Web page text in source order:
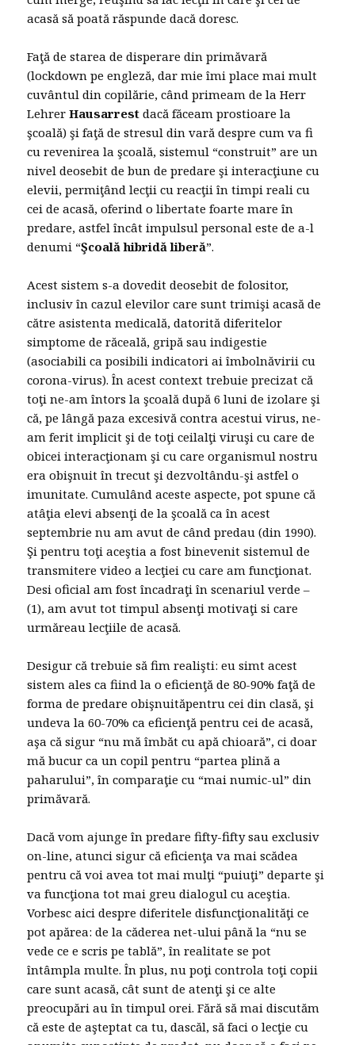
acasă să poată răspunde dacă doresc.
Faţă de starea de disperare din primăvară
(lockdown pe engleză, dar mie îmi place mai mult
cuvântul din copilărie, când primeam de la Herr
LehrerHausarrest dacă făceam prostioare la
şcoală) şi faţă de stresul din vară despre cum va fi
cu revenirea la şcoală, sistemul “construit” are un
nivel deosebit de bun de predare şi interacţiune cu
elevii, permiţând lecţii cu reacţii în timpi reali cu
cei de acasă, oferind o libertate foarte mare în
predare, astfel încât impulsul personal este de a-l
denumi “Şcoală hibridă liberă”.
Acest sistem s-a dovedit deosebit de folositor,
inclusiv în cazul elevilor care sunt trimişi acasă de
către asistenta medicală, datorită diferitelor
simptome de răceală, gripă sau indigestie
(asociabili ca posibili indicatori ai îmbolnăvirii cu
corona-virus). În acest context trebuie precizat că
toţi ne-am întors la şcoală după 6 luni de izolare şi
că, pe lângă paza excesivă contra acestui virus, ne-
am ferit implicit şi de toţi ceilalţi viruşi cu care de
obicei interacţionam şi cu care organismul nostru
era obişnuit în trecut şi dezvoltându-şi astfel o
imunitate. Cumulând aceste aspecte, pot spune că
atâţia elevi absenţi de la şcoală ca în acest
septembrie nu am avut de când predau (din 1990).
Şi pentru toţi aceştia a fost binevenit sistemul de
transmitere video a lecţiei cu care am funcţionat.
Desi oficial am fost încadraţi în scenariul verde –
(1), am avut tot timpul absenţi motivaţi si care
urmăreau lecţiile de acasă.
Desigur că trebuie să fim realişti: eu simt acest
sistem ales ca fiind la o eficienţă de 80-90% faţă de
forma de predare obişnuităpentru cei din clasă, şi
undeva la 60-70% ca eficienţă pentru cei de acasă,
aşa că sigur “nu mă îmbăt cu apă chioară”, ci doar
mă bucur ca un copil pentru “partea plină a
paharului”, în comparaţie cu “mai numic-ul” din
primăvară.
Dacă vom ajunge în predare fifty-fifty sau exclusiv
on-line, atunci sigur că eficienţa va mai scădea
pentru că voi avea tot mai mulţi “puiuţi” departe şi
va funcţiona tot mai greu dialogul cu aceştia.
Vorbesc aici despre diferitele disfuncţionalităţi ce
pot apărea: de la căderea net-ului până la “nu se
vede ce e scris pe tablă”, în realitate se pot
întâmpla multe. În plus, nu poţi controla toţi copii
care sunt acasă, cât sunt de atenţi şi ce alte
preocupări au în timpul orei. Fără să mai discutăm
că este de aşteptat ca tu, dascăl, să faci o lecţie cu